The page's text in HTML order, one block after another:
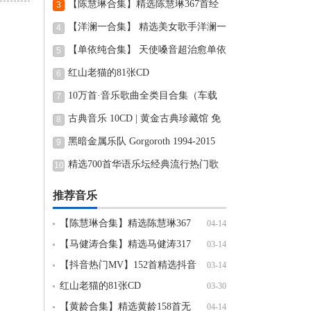
3
【陈慧琳合集】精选陈慧琳367首经
典怀旧歌曲无损音质,旋律响起,回忆满满
4
【洋澜一合集】 精选美女歌手洋澜一
全网播放量最高的376首热门歌曲合集,旋
律优美动听,天籁
5
【单依纯合集】 天使嗓音超治愈单依
纯好歌大赏114首主唱&合唱歌曲编织治
愈空灵,安
6 红山老猫的81张CD
7
10万首·音乐歌曲全类目合集（车载
·DJ·抖音·MV·榜单歌曲·经典老歌·BGM
等）
8
古典音乐 10CD | 黄金古典珍藏馆 免
费下载
9
黑暗金属乐队 Gorgoroth 1994-2015
专辑无损下载
10 精选700首华语乐坛经典流行热门歌
WAV]
推荐音乐
04-14
【陈慧琳合集】精选陈慧琳367
首经典怀旧歌曲无损音质,旋律响起,回
忆满满
03-14
【马健涛合集】精选马健涛317
首经典流行歌曲无损音乐精选集，每一
首都超好听[WAV+MP3
03-14
【抖音热门MV】152首精选抖音
爆火全网流行热播歌曲车载
MV[MP4+10.2GB]
03-30
红山老猫的81张CD
04-14
【黄龄合集】精选黄龄158首无